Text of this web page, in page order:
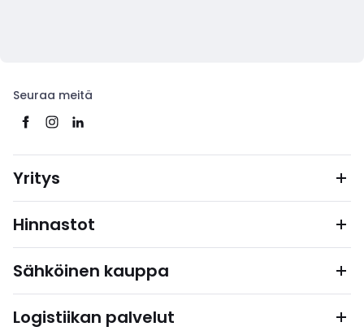
Seuraa meitä
Yritys
Hinnastot
Sähköinen kauppa
Logistiikan palvelut